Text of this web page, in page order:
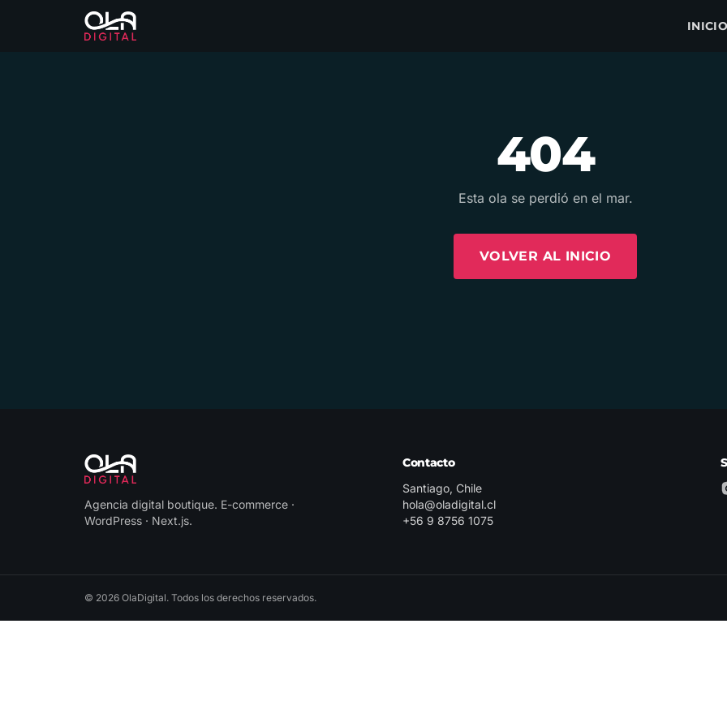
404
Esta ola se perdió en el mar.
VOLVER AL INICIO
Agencia digital boutique. E-commerce ·
WordPress · Next.js.
Contacto
Santiago, Chile
hola@oladigital.cl
+56 9 8756 1075
© 2026 OlaDigital. Todos los derechos reservados.